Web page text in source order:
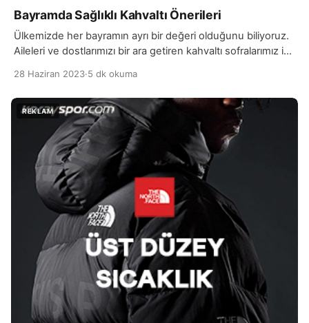
Bayramda Sağlıklı Kahvaltı Önerileri
Ülkemizde her bayramın ayrı bir değeri olduğunu biliyoruz.
Aileleri ve dostlarımızı bir ara getiren kahvaltı sofralarımız ise
sağlıklı beslenme konusunu bazen es geçebiliyoruz.
Özellikle Kurban Bayramları pek çok yörede kavurma, sote
gibi kırmızı et içeren kahvaltılar bir gelenek haline gelmiştir.
Birçok […]
28 Haziran 2023·5 dk okuma